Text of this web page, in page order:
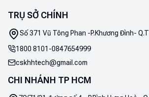
lợi, máy còn đảm bảo vệ sinh an toàn
cao, loại bỏ vi khuẩn hiệu quả. Để tìm
những ưu điểm và tính năng nổi bật
này, hãy cùng Điện máy Htech khám
TRỤ SỞ CHÍNH
Số 371 Vũ Tông Phan -P.Khương Đình-
1800 8101 -0847654999
cskhhtech@gmail.com
CHI NHÁNH TP HCM